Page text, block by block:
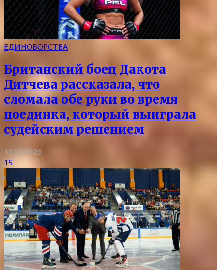
ЕДИНОБОРСТВА
Британский боец Дакота
Дитчева рассказала, что
сломала обе руки во время
поединка, который выиграла
судейским решением
10.08.2026
15